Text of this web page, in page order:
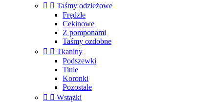
  Taśmy odzieżowe
Frędzle
Cekinowe
Z pomponami
Taśmy ozdobne
  Tkaniny
Podszewki
Tiule
Koronki
Pozostałe
  Wstążki